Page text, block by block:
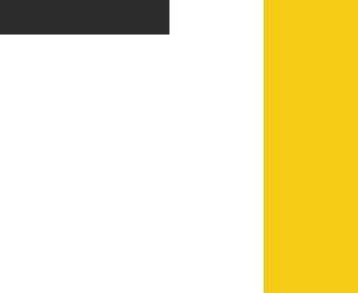
内外) + 分享到多张网卡网络的实